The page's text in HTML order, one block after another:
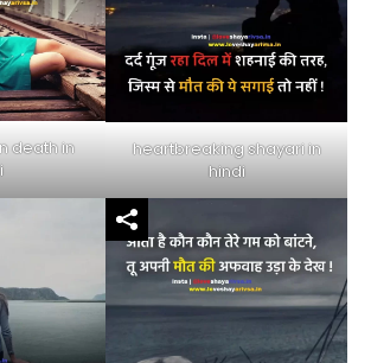
death in
heartbreaking shayari in
hindi